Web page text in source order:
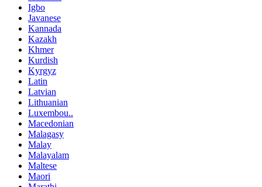
Igbo
Javanese
Kannada
Kazakh
Khmer
Kurdish
Kyrgyz
Latin
Latvian
Lithuanian
Luxembou..
Macedonian
Malagasy
Malay
Malayalam
Maltese
Maori